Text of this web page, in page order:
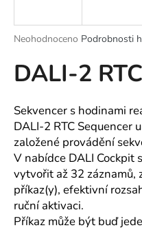
Průměrné
produktu
je
z
5
hvězdiček.
Neohodnoceno Podrobnosti
DALI-2
Sekvencer s hodinami
DALI-2 RTC Sequencer
založené provádění
V nabídce DALI Cockpit
vytvořit až 32 záznamů,
příkaz(y), efektivní
ruční aktivaci.
Příkaz může být buď
j
t
HLEDAT
D